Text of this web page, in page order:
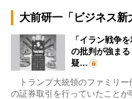
大前研一「ビジネス新
「イラン戦争
の批判が強ま
疑…
トランプ大統領のファミリー
の証券取引を行っていたことが